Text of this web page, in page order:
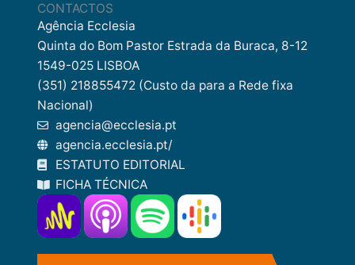
CONTACTOS
Agência Ecclesia
Quinta do Bom Pastor Estrada da Buraca, 8-12
1549-025 LISBOA
(351) 218855472 (Custo da para a Rede fixa
Nacional)
agencia@ecclesia.pt
agencia.ecclesia.pt/
ESTATUTO EDITORIAL
FICHA TÉCNICA